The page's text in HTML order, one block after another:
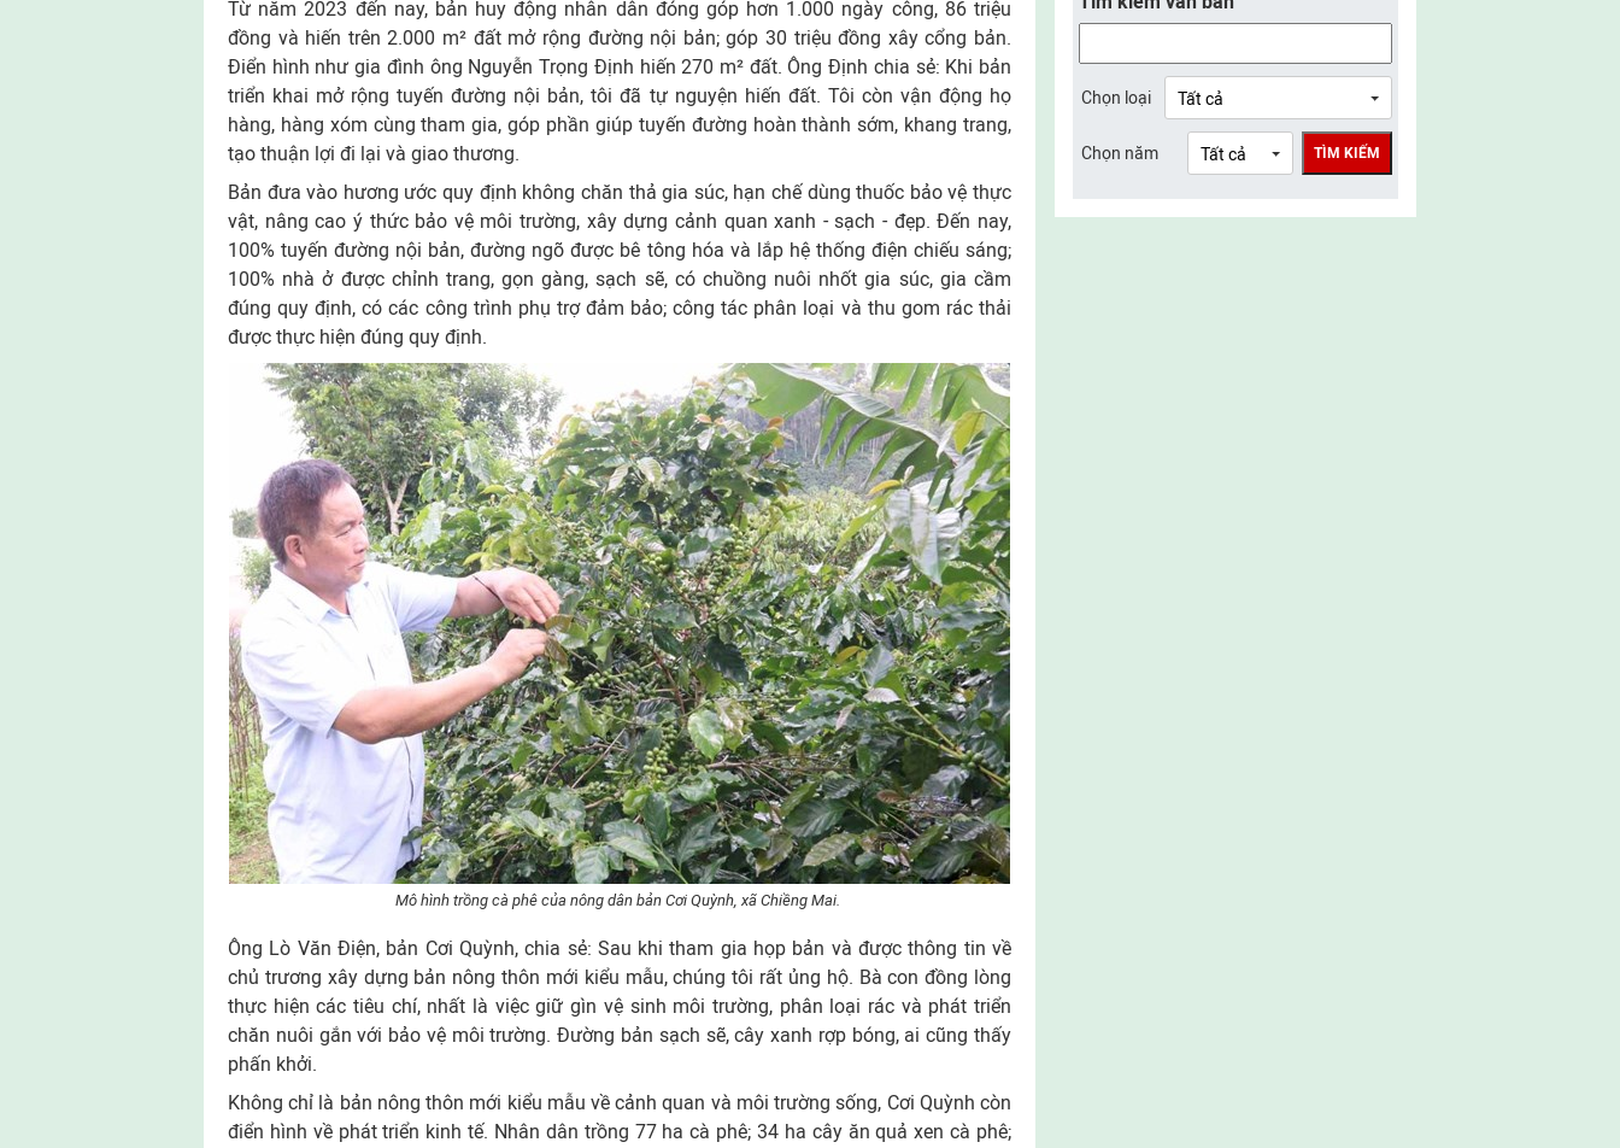
Từ năm 2023 đến nay, bản huy động nhân dân đóng góp hơn 1.000 ngày công, 86 triệu
đồng và hiến trên 2.000 m² đất mở rộng đường nội bản; góp 30 triệu đồng xây cổng bản.
Điển hình như gia đình ông Nguyễn Trọng Định hiến 270 m² đất. Ông Định chia sẻ: Khi bản
triển khai mở rộng tuyến đường nội bản, tôi đã tự nguyện hiến đất. Tôi còn vận động họ
hàng, hàng xóm cùng tham gia, góp phần giúp tuyến đường hoàn thành sớm, khang trang,
tạo thuận lợi đi lại và giao thương.
Bản đưa vào hương ước quy định không chăn thả gia súc, hạn chế dùng thuốc bảo vệ thực
vật, nâng cao ý thức bảo vệ môi trường, xây dựng cảnh quan xanh - sạch - đẹp. Đến nay,
100% tuyến đường nội bản, đường ngõ được bê tông hóa và lắp hệ thống điện chiếu sáng;
100% nhà ở được chỉnh trang, gọn gàng, sạch sẽ, có chuồng nuôi nhốt gia súc, gia cầm
đúng quy định, có các công trình phụ trợ đảm bảo; công tác phân loại và thu gom rác thải
được thực hiện đúng quy định.
Mô hình trồng cà phê của nông dân bản Cơi Quỳnh, xã Chiềng Mai.
Ông Lò Văn Điện, bản Cơi Quỳnh, chia sẻ: Sau khi tham gia họp bản và được thông tin về
chủ trương xây dựng bản nông thôn mới kiểu mẫu, chúng tôi rất ủng hộ. Bà con đồng lòng
thực hiện các tiêu chí, nhất là việc giữ gìn vệ sinh môi trường, phân loại rác và phát triển
chăn nuôi gắn với bảo vệ môi trường. Đường bản sạch sẽ, cây xanh rợp bóng, ai cũng thấy
phấn khởi.
Không chỉ là bản nông thôn mới kiểu mẫu về cảnh quan và môi trường sống, Cơi Quỳnh còn
điển hình về phát triển kinh tế. Nhân dân trồng 77 ha cà phê; 34 ha cây ăn quả xen cà phê;
UBMTTQ Việt Nam tỉnh Lào Cai
UBMTTQ Việt Nam tỉnh Thái Nguyên
Chọn loại
Chọn năm TÌM KIẾM